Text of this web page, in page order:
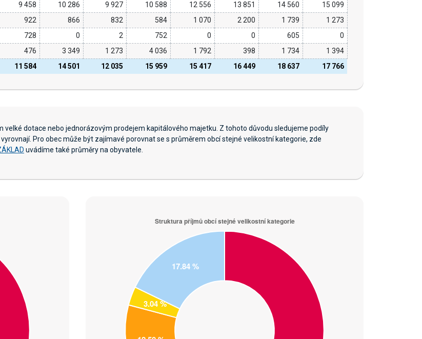
11 584 14 501 12 035 15 959 15 417 16 449 18 637 17 766
9 458 10 286 9 927 10 588 12 556 13 851 14 560
15 099
922 866 832 584 1 070 2 200 1 739
1 273
728 0 2 752 0 0 605
0
476 3 349 1 273 4 036 1 792 398 1 734 1 394
dotace nebo jednorázovým prodejem kapitálového majetku. Z tohoto důvodu sledujeme podíly
Pro obec může být zajímavé porovnat se s průměrem obcí stejné velikostní kategorie, zde
uvádíme také průměry na obyvatele.